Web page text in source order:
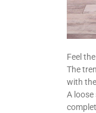
Feel
The
with
A